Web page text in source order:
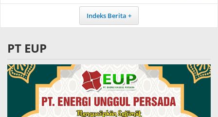
Indeks Berita
PT EUP